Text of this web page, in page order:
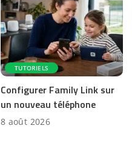
TUTORIELS
Configurer Family Link sur
un nouveau téléphone
8 août 2026